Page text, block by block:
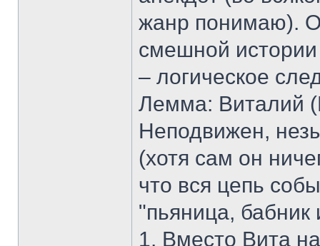
жанр понимаю).
смешной
– логическое
Лемма: Виталий
Неподвижен,
(хотя сам он
что вся цепь
"пьяница, бабник
1. Вместо Вита